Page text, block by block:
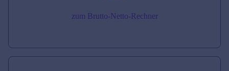
zum Brutto-Netto-Rechner